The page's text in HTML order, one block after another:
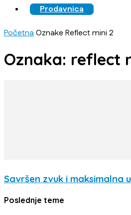
Prodavnica
PočetnaOznakeReflect mini 2
Oznaka: reflect
Savršen zvuk i maksimalna
Poslednje teme